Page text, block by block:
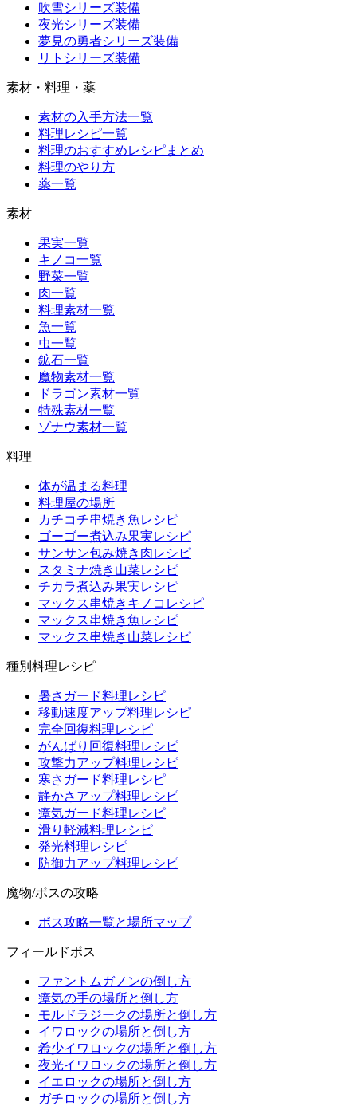
吹雪シリーズ装備
夜光シリーズ装備
夢見の勇者シリーズ装備
リトシリーズ装備
素材・料理・薬
素材の入手方法一覧
料理レシピ一覧
料理のおすすめレシピまとめ
料理のやり方
薬一覧
素材
果実一覧
キノコ一覧
野菜一覧
肉一覧
料理素材一覧
魚一覧
虫一覧
鉱石一覧
魔物素材一覧
ドラゴン素材一覧
特殊素材一覧
ゾナウ素材一覧
料理
体が温まる料理
料理屋の場所
カチコチ串焼き魚レシピ
ゴーゴー煮込み果実レシピ
サンサン包み焼き肉レシピ
スタミナ焼き山菜レシピ
チカラ煮込み果実レシピ
マックス串焼きキノコレシピ
マックス串焼き魚レシピ
マックス串焼き山菜レシピ
種別料理レシピ
暑さガード料理レシピ
移動速度アップ料理レシピ
完全回復料理レシピ
がんばり回復料理レシピ
攻撃力アップ料理レシピ
寒さガード料理レシピ
静かさアップ料理レシピ
瘴気ガード料理レシピ
滑り軽減料理レシピ
発光料理レシピ
防御力アップ料理レシピ
魔物/ボスの攻略
ボス攻略一覧と場所マップ
フィールドボス
ファントムガノンの倒し方
瘴気の手の場所と倒し方
モルドラジークの場所と倒し方
イワロックの場所と倒し方
希少イワロックの場所と倒し方
夜光イワロックの場所と倒し方
イエロックの場所と倒し方
ガチロックの場所と倒し方